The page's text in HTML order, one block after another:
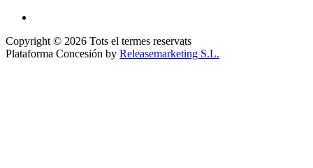
Copyright © 2026 Tots el termes reservats
Plataforma Concesión by Releasemarketing S.L.